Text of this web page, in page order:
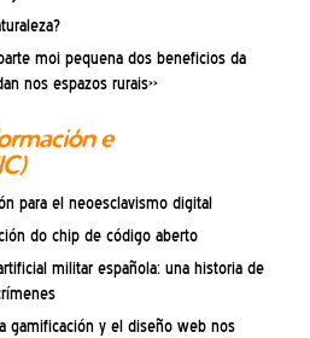
moi pequena dos beneficios da
nos espazos rurais»
e
para el neoesclavismo digital
do chip de código aberto
militar española: una historia de
gamificación y el diseño web nos